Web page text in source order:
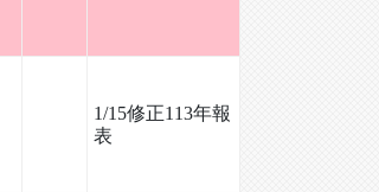
1/15修正113年報
表